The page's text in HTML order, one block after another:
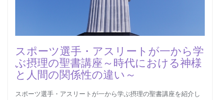
スポーツ選手・アスリートが一から学
ぶ摂理の聖書講座～時代における神様
と人間の関係性の違い～
スポーツ選手・アスリートが一から学ぶ摂理の聖書講座を紹介し